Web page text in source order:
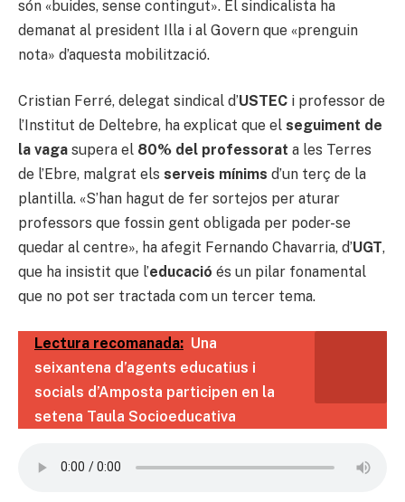
són «buides, sense contingut». El sindicalista ha
demanat al president Illa i al Govern que «prenguin
nota» d’aquesta mobilització.
Cristian Ferré, delegat sindical d’USTEC i professor de
l’Institut de Deltebre, ha explicat que el seguiment de
la vaga supera el 80% del professorat a les Terres
de l’Ebre, malgrat els serveis mínims d’un terç de la
plantilla. «S’han hagut de fer sortejos per aturar
professors que fossin gent obligada per poder-se
quedar al centre», ha afegit Fernando Chavarria, d’UGT,
que ha insistit que l’educació és un pilar fonamental
que no pot ser tractada com un tercer tema.
Lectura recomanada: Una
seixantena d’agents educatius i
socials d’Amposta participen en la
setena Taula Socioeducativa